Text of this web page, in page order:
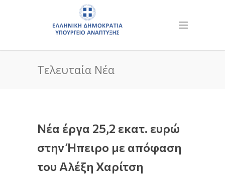
Τελευταία Νέα
Νέα έργα 25,2 εκατ. ευρώ
στην Ήπειρο με απόφαση
του Αλέξη Χαρίτση